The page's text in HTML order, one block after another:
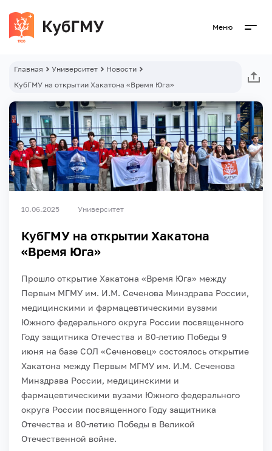
Меню
Главная Университет
Новости
КубГМУ на открытии Хакатона «Время Юга»
10.06.2025 Университет
КубГМУ на открытии Хакатона
«Время Юга»
Прошло открытие Хакатона «Время Юга» между
Первым МГМУ им. И.М. Сеченова Минздрава России,
медицинскими и фармацевтическими вузами
Южного федерального округа России посвященного
Году защитника Отечества и 80-летию Победы 9
июня на базе СОЛ «Сеченовец» состоялось открытие
Хакатона между Первым МГМУ им. И.М. Сеченова
Минздрава России, медицинскими и
фармацевтическими вузами Южного федерального
округа России посвященного Году защитника
Отечества и 80-летию Победы в Великой
Отечественной войне.